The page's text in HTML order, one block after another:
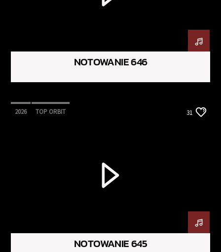
NOTOWANIE 646
2026 TOP ORBIT 31
NOTOWANIE 645